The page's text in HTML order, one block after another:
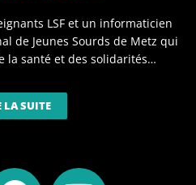
LSF et un informaticien
de Jeunes Sourds de Metz qui
la santé et des solidarités…
LA SUITE